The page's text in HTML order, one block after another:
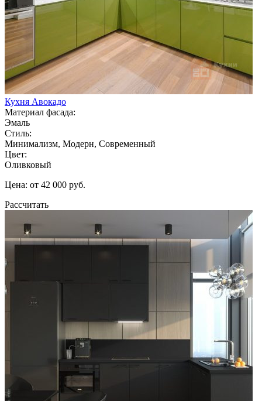
Кухня Авокадо
Материал фасада:
Эмаль
Стиль:
Минимализм, Модерн, Современный
Цвет:
Оливковый
Цена: от 42 000 руб.
Рассчитать